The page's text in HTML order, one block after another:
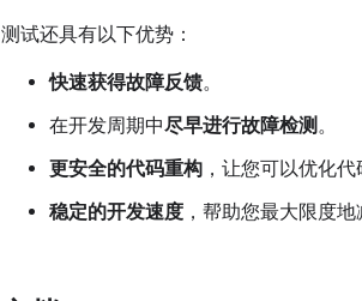
测试还具有以下优势：
快速获得故障反馈。
在开发周期中尽早进行故障检测。
更安全的代码重构 ，让您可以优化代
稳定的开发速度 ，帮助您最大限度地